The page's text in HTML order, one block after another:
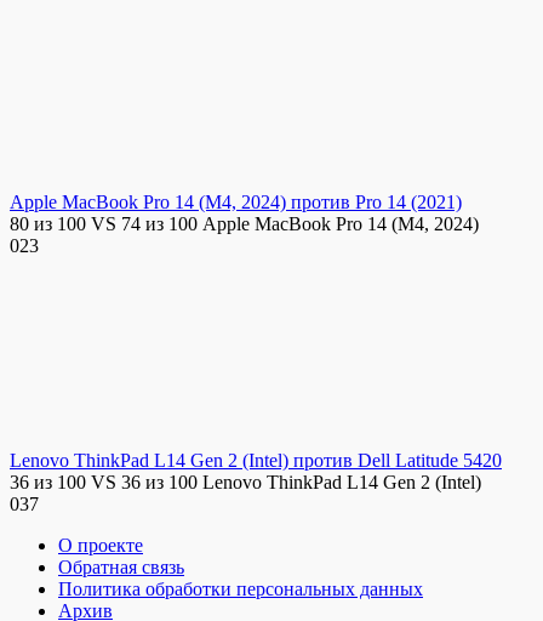
Apple MacBook Pro 14 (M4, 2024) против Pro 14 (2021)
80 из 100 VS 74 из 100 Apple MacBook Pro 14 (M4, 2024)
023
Lenovo ThinkPad L14 Gen 2 (Intel) против Dell Latitude 5420
36 из 100 VS 36 из 100 Lenovo ThinkPad L14 Gen 2 (Intel)
037
О проекте
Обратная связь
Политика обработки персональных данных
Архив